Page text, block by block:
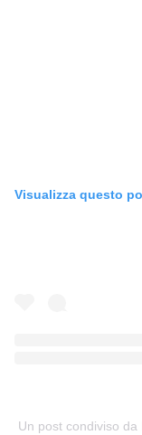
Visualizza questo
Un post condiviso